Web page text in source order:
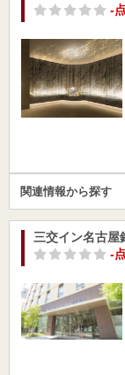
-
関連情報から探す
三交イン名古
-